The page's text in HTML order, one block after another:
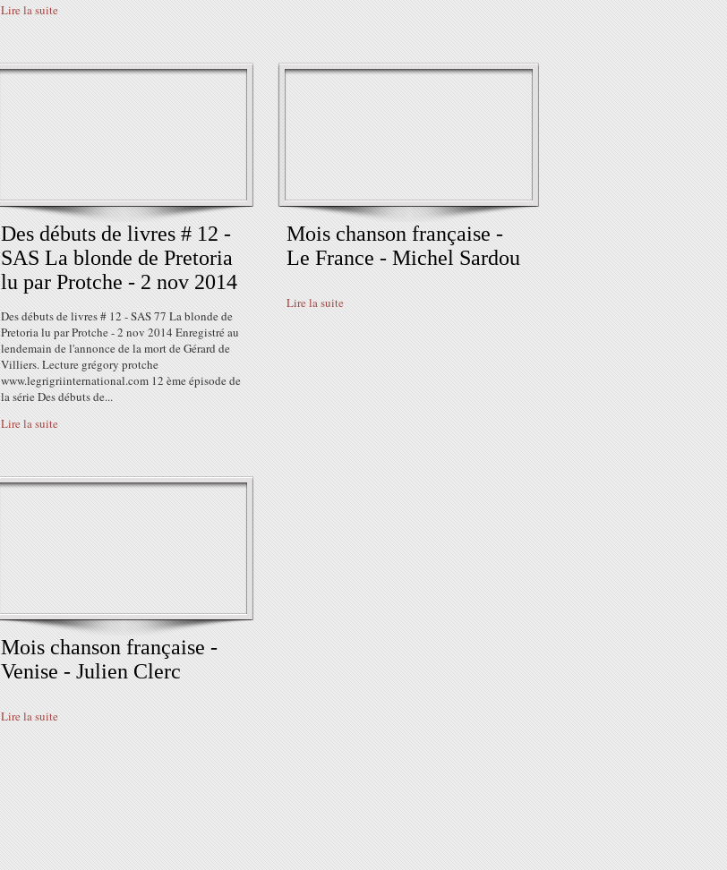
Lire la suite
Des débuts de livres # 12 -
SAS La blonde de Pretoria
lu par Protche - 2 nov 2014
Des débuts de livres # 12 - SAS 77 La blonde de
Pretoria lu par Protche - 2 nov 2014 Enregistré au
lendemain de l'annonce de la mort de Gérard de
Villiers. Lecture grégory protche
www.legrigriinternational.com 12 ème épisode de
la série Des débuts de...
Lire la suite
Mois chanson française -
Le France - Michel Sardou
Lire la suite
Mois chanson française -
Venise - Julien Clerc
Lire la suite